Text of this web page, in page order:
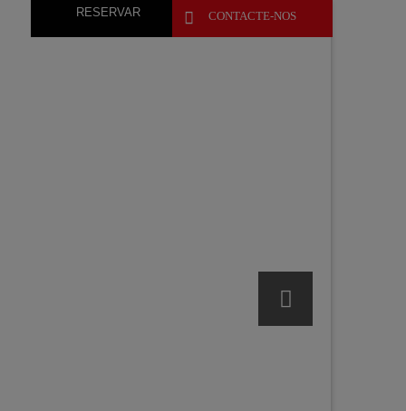
 CONTACTE-NOS
RESERVAR